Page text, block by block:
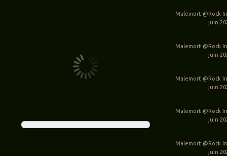
Malemort @Rock
juin
Malemort @Rock
juin
Malemort @Rock
juin
Malemort @Rock
juin
Malemort @Rock
juin